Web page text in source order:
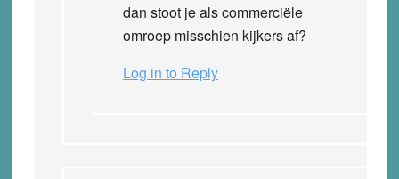
dan stoot je als commerciële
omroep misschien kijkers af?
Log in to Reply